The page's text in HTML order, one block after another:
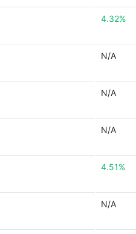
4.32%
N/A
N/A
N/A
4.51%
N/A